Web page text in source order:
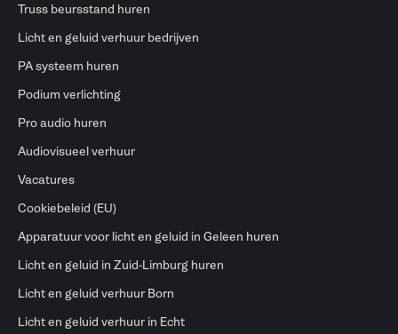
Truss beursstand huren
Licht en geluid verhuur bedrijven
PA systeem huren
Podium verlichting
Pro audio huren
Audiovisueel verhuur
Vacatures
Cookiebeleid (EU)
Apparatuur voor licht en geluid in Geleen huren
Licht en geluid in Zuid-Limburg huren
Licht en geluid verhuur Born
Licht en geluid verhuur in Echt